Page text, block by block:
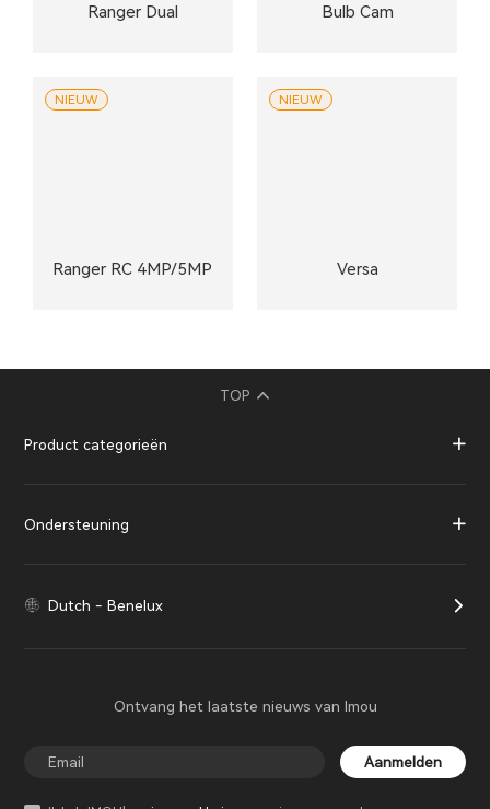
Ranger Dual Bulb Cam
Ranger RC 4MP/5MP
NIEUW
Versa
NIEUW
TOP
Product categorieën
Ondersteuning
Dutch - Benelux
Ontvang het laatste nieuws van Imou
Aanmelden